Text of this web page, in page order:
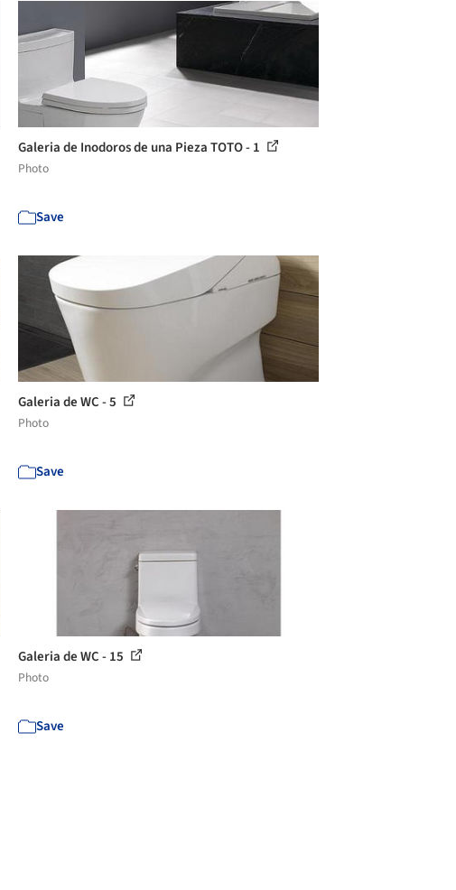
Galeria de Inodoros de una Pieza TOTO - 1
Photo
Save
Galeria de WC - 5
Photo
Save
Galeria de WC - 15
Photo
Save